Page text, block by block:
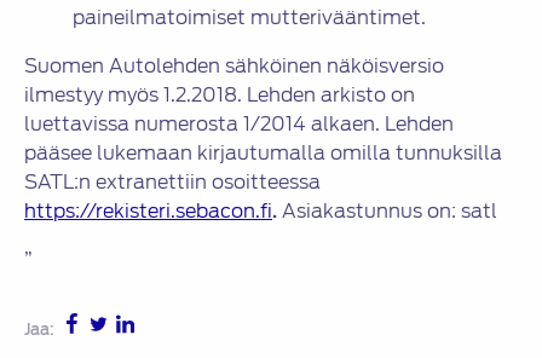
paineilmatoimiset mutterivääntimet.
Suomen Autolehden sähköinen näköisversio
ilmestyy myös 1.2.2018. Lehden arkisto on
luettavissa numerosta 1/2014 alkaen. Lehden
pääsee lukemaan kirjautumalla omilla tunnuksilla
SATL:n extranettiin osoitteessa
https://rekisteri.sebacon.fi.Asiakastunnus on: satl
”
Jaa: